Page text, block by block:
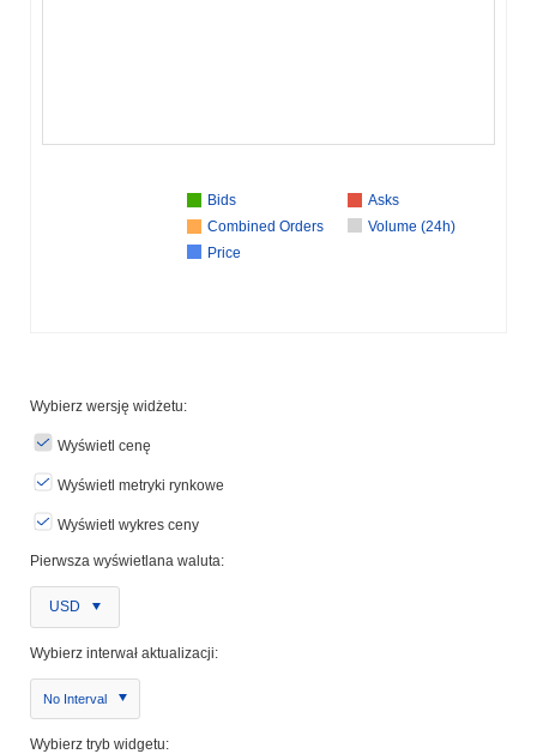
Bids
Asks
Combined Orders
Volume (24h)
Price
Wybierz wersję widżetu:
Wyświetl cenę
Wyświetl metryki rynkowe
Wyświetl wykres ceny
Pierwsza wyświetlana waluta:
USD
Wybierz interwał aktualizacji:
No Interval
Wybierz tryb widgetu: